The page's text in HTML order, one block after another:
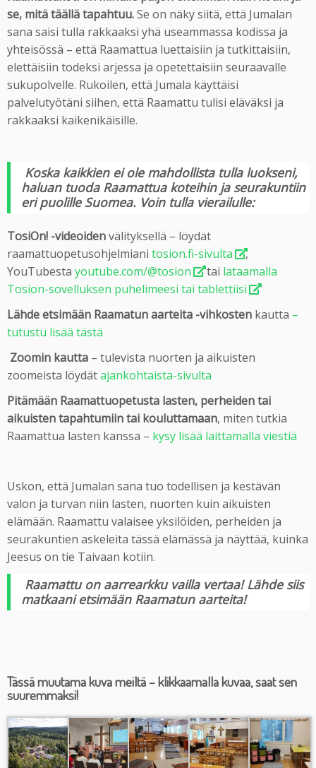
se, mitä täällä tapahtuu.Se on näky siitä, että Jumalan
sana saisi tulla rakkaaksi yhä useammassa kodissa ja
yhteisössä – että Raamattua luettaisiin ja tutkittaisiin,
elettäisiin todeksi arjessa ja opetettaisiin seuraavalle
sukupolvelle. Rukoilen, että Jumala käyttäisi
palvelutyötäni siihen, että Raamattu tulisi eläväksi ja
rakkaaksi kaikenikäisille.
Koska kaikkien ei ole mahdollista tulla luokseni,
haluan tuoda Raamattua koteihin ja seurakuntiin
eri puolille Suomea. Voin tulla vierailulle:
TosiOn! -videoidenvälityksellä – löydät
raamattuopetusohjelmiani tosion.fi-sivulta
,
YouTubesta youtube.com/@tosion tai lataamalla
Tosion-sovelluksen puhelimeesi tai tablettiisi
Lähde etsimään Raamatun aarteita -vihkosten kautta –
tutustu lisää tästä
Zoomin kautta – tulevista nuorten ja aikuisten
zoomeista löydätajankohtaista-sivulta
Pitämään Raamattuopetusta lasten, perheiden tai
aikuistentapahtumiin tai kouluttamaan, miten tutkia
Raamattua lasten kanssa – kysy lisää laittamalla viestiä
Uskon, että Jumalan sana tuo todellisen ja kestävän
valon ja turvan niin lasten, nuorten kuin aikuisten
elämään. Raamattu valaisee yksilöiden, perheiden ja
seurakuntien askeleita tässä elämässä ja näyttää, kuinka
Jeesus on tie Taivaan kotiin.
Raamattu on aarrearkku vailla vertaa! Lähde siis
matkaani etsimään Raamatun aarteita!
Tässä muutama kuva meiltä – klikkaamalla kuvaa, saat sen
suuremmaksi!